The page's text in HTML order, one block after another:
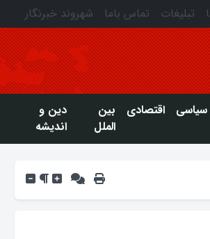
تبلیغات تماس باما شهروند خبرنگار
سیاسی اقتصادی
بین
الملل
دین و
اندیشه